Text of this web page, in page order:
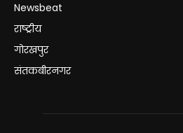
Newsbeat
राष्ट्रीय
गोरखपुर
संतकबीरनगर